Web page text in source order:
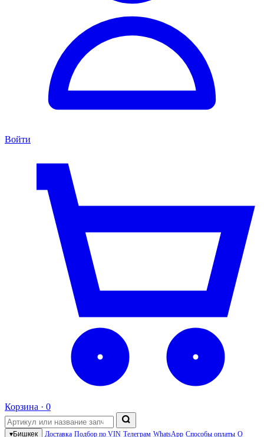
Войти
Корзина · 0
▾Бишкек Доставка Подбор по VIN Телеграм WhatsApp Способы оплаты О